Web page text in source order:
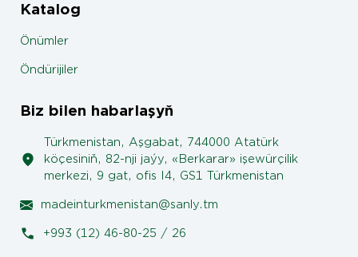
Katalog
Önümler
Öndürijiler
Biz bilen habarlaşyň
Türkmenistan, Aşgabat, 744000 Atatürk
köçesiniň, 82-nji jaýy, «Berkarar» işewürçilik
merkezi, 9 gat, ofis I4, GS1 Türkmenistan
madeinturkmenistan@sanly.tm
+993 (12) 46-80-25 / 26